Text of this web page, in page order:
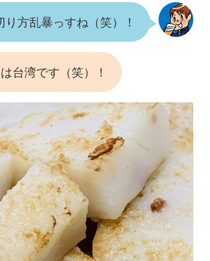
り方乱暴っすね（笑）！
台湾です（笑）！